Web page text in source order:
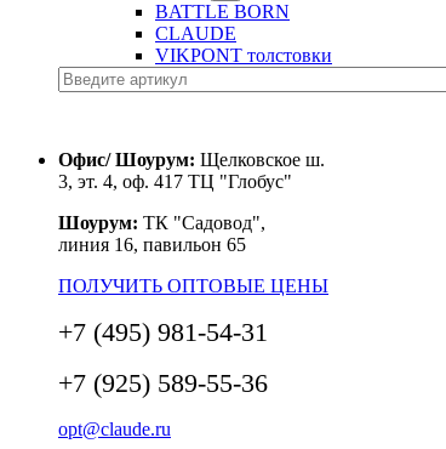
BATTLE BORN
CLAUDE
VIKPONT толстовки
Офис/ Шоурум: Щелковское ш.
3, эт. 4, оф. 417 ТЦ "Глобус"
Шоурум: ТК "Садовод",
линия 16, павильон 65
ПОЛУЧИТЬ ОПТОВЫЕ ЦЕНЫ
+7 (495) 981-54-31
+7 (925) 589-55-36
opt@claude.ru